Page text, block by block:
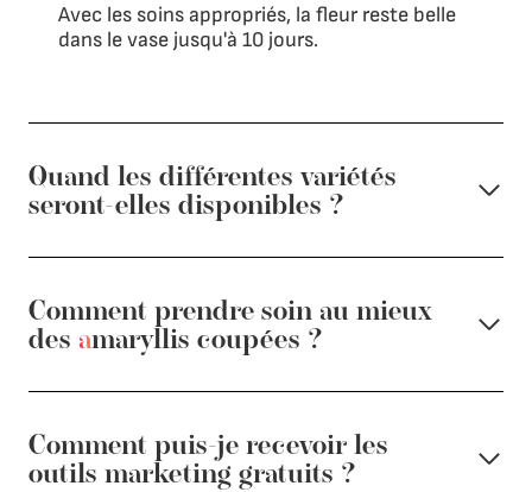
Avec les soins appropriés, la fleur reste belle
dans le vase jusqu'à 10 jours.
Quand les différentes variétés
seront-elles disponibles ?
Comment prendre soin au mieux
des amaryllis coupées ?
Comment puis-je recevoir les
outils marketing gratuits ?